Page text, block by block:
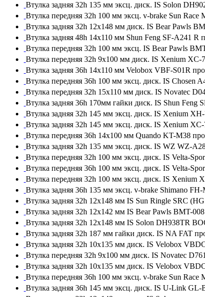
Втулка задняя 32h 135 мм эксц. диск. IS Solon
Втулка передняя 32h 100 мм эксц. v-brake Sun Race
Втулка задняя 32h 12x148 мм диск. IS Bear Pawls
Втулка задняя 48h 14x110 мм Shun Feng SF-A241
Втулка передняя 32h 100 мм эксц. IS Bear Pawls
Втулка передняя 32h 9x100 мм диск. IS Xenium
Втулка задняя 36h 14x110 мм Velobox VBF-S01R
Втулка передняя 36h 100 мм эксц. диск. IS Chosen
Втулка передняя 32h 15x110 мм диск. IS Novatec
Втулка задняя 36h 170мм гайки диск. IS Shun Feng
Втулка задняя 32h 145 мм эксц. диск. IS Xenium
Втулка задняя 32h 145 мм эксц. диск. IS Xenium
Втулка передняя 36h 14x100 мм Quando KT-M38
Втулка задняя 32h 135 мм эксц. диск. IS WZ WZ-
Втулка передняя 32h 100 мм эксц. диск. IS Velta-
Втулка передняя 36h 100 мм эксц. диск. IS Velta-
Втулка передняя 32h 100 мм эксц. диск. IS Xenium
Втулка задняя 36h 135 мм эксц. v-brake Shimano
Втулка задняя 32h 12x148 мм IS Sun Ringle SRC
Втулка задняя 32h 12x142 мм IS Bear Pawls BMT-
Втулка задняя 32h 12x148 мм IS Solon DH938TR
Втулка задняя 32h 187 мм гайки диск. IS NA FAT
Втулка задняя 32h 10x135 мм диск. IS Velobox
Втулка передняя 32h 9x100 мм диск. IS Novatec
Втулка задняя 32h 10x135 мм диск. IS Velobox
Втулка передняя 36h 100 мм эксц. v-brake Sun Race
Втулка задняя 36h 145 мм эксц. диск. IS U-Link